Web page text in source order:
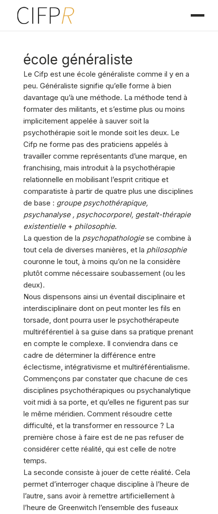
école généraliste
Le Cifp est une école généraliste comme il y en a
peu. Généraliste signifie qu’elle forme à bien
davantage qu’à une méthode. La méthode tend à
formater des militants, et s’estime plus ou moins
implicitement appelée à sauver soit la
psychothérapie soit le monde soit les deux. Le
Cifp ne forme pas des praticiens appelés à
travailler comme représentants d’une marque, en
franchising, mais introduit à la psychothérapie
relationnelle en mobilisant l’esprit critique et
comparatiste à partir de quatre plus une disciplines
de base : groupe psychothérapique,
psychanalyse , psychocorporel, gestalt-thérapie
existentielle+ philosophie.
La question de la psychopathologiese combine à
tout cela de diverses manières, et la philosophie
couronne le tout, à moins qu’on ne la considère
plutôt comme nécessaire soubassement (ou les
deux).
Nous dispensons ainsi un éventail disciplinaire et
interdisciplinaire dont on peut monter les fils en
torsade, dont pourra user le psychothérapeute
multiréférentiel à sa guise dans sa pratique prenant
en compte le complexe. Il conviendra dans ce
cadre de déterminer la différence entre
éclectisme, intégrativisme et multiréférentialisme.
Commençons par constater que chacune de ces
disciplines psychothérapiques ou psychanalytique
voit midi à sa porte, et qu’elles ne figurent pas sur
le même méridien. Comment résoudre cette
difficulté, et la transformer en ressource ? La
première chose à faire est de ne pas refuser de
considérer cette réalité, qui est celle de notre
temps.
La seconde consiste à jouer de cette réalité. Cela
permet d’interroger chaque discipline à l’heure de
l’autre, sans avoir à remettre artificiellement à
l’heure de Greenwitch l’ensemble des fuseaux